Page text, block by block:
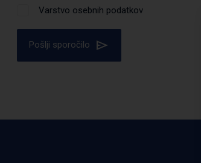
Varstvo osebnih podatkov
Pošlji sporočilo